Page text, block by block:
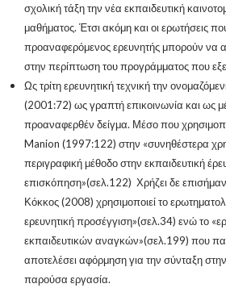
σχολική τάξη την νέα εκπαιδευτική
μαθήματος. Έτσι ακόμη και οι ερωτήσεις
προαναφερόμενος ερευνητής μπορούν να
στην περίπτωση του προγράμματος που
Ως τρίτη ερευνητική τεχνική την
(2001:72) ως γραπτή επικοινωνία και ως
προαναφερθέν δείγμα. Μέσο που
Manion (1997:122) στην «συνηθέστερα
περιγραφική μέθοδο στην εκπαιδευτική
επισκόπηση»(σελ.122) Χρήζει δε
Κόκκος (2008) χρησιμοποιεί το
ερευνητική προσέγγιση»(σελ.34) ενώ το
εκπαιδευτικών αναγκών»(σελ.199) που
αποτελέσει αφόρμηση για την σύνταξη
παρούσα εργασία.